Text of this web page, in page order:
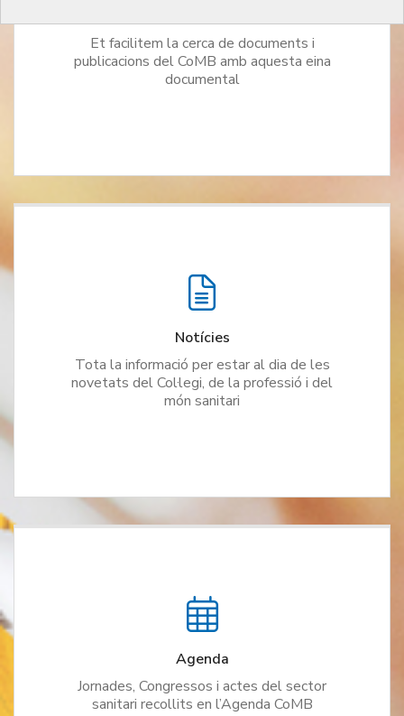
Et facilitem la cerca de documents i
publicacions del CoMB amb aquesta eina
documental
Notícies
Tota la informació per estar al dia de les
novetats del Col·legi, de la professió i del
món sanitari
Agenda
Jornades, Congressos i actes del sector
sanitari recollits en l’Agenda CoMB